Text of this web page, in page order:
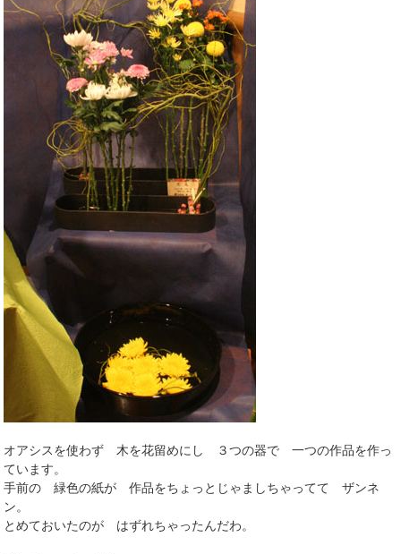
オアシスを使わず 木を花留めにし ３つの器で 一つの作品を作っ
ています。
手前の 緑色の紙が 作品をちょっとじゃましちゃってて ザンネ
ン。
とめておいたのが はずれちゃったんだわ。